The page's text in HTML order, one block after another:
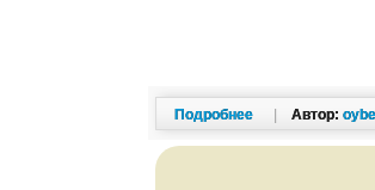
Подробнее Автор: